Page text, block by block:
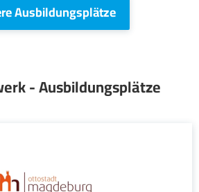
Ausbildungsplätze
- Ausbildungsplätze